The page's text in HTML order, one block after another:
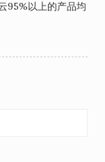
95%以上的产品均